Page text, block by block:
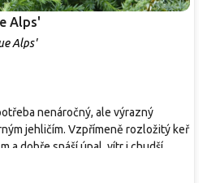
Alps'
Alps'
nenáročný, ale výrazný
jehličím. Vzpřímeně rozložitý keř
a dobře snáší úpal, vítr i chudší,
Vhodný je pro moderní výsadby,